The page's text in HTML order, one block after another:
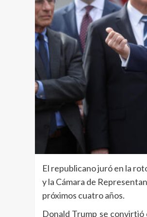
El republicano juró en la
y la Cámara de
próximos cuatro años.
Donald Trump se